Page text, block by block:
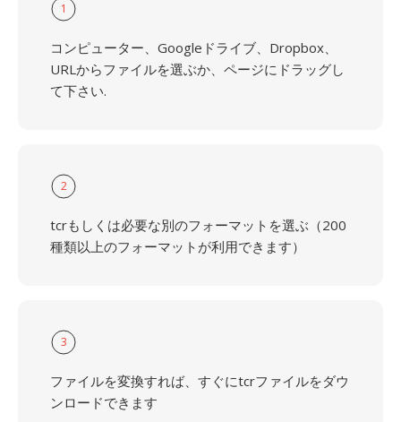
1
コンピューター、Googleドライブ、Dropbox、
URLからファイルを選ぶか、ページにドラッグし
て下さい.
2
tcrもしくは必要な別のフォーマットを選ぶ（200
種類以上のフォーマットが利用できます）
3
ファイルを変換すれば、すぐにtcrファイルをダウ
ンロードできます